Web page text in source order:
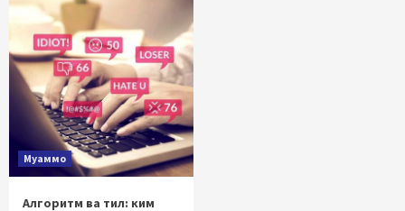
Муаммо
Алгоритм ва тил: ким